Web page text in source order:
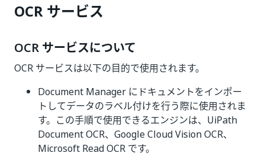
OCR サービス
OCR サービスについて
OCR サービスは以下の目的で使用されます。
Document Manager にドキュメントをインポー
トしてデータのラベル付けを行う際に使用されま
す。この手順で使用できるエンジンは、UiPath
Document OCR、Google Cloud Vision OCR、
Microsoft Read OCR です。